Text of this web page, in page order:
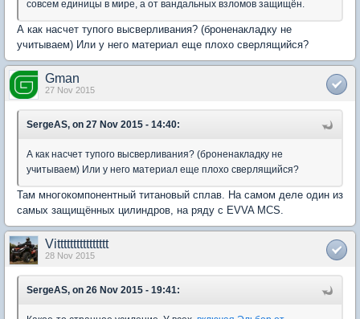
совсем единицы в мире, а от вандальных взломов защищён.
А как насчет тупого высверливания? (броненакладку не
учитываем) Или у него материал еще плохо сверлящийся?
Gman
27 Nov 2015
SergeAS, on 27 Nov 2015 - 14:40:
А как насчет тупого высверливания? (броненакладку не
учитываем) Или у него материал еще плохо сверлящийся?
Там многокомпонентный титановый сплав. На самом деле один из
самых защищённых цилиндров, на ряду с EVVA MCS.
Vitttttttttttttttt
28 Nov 2015
SergeAS, on 26 Nov 2015 - 19:41: